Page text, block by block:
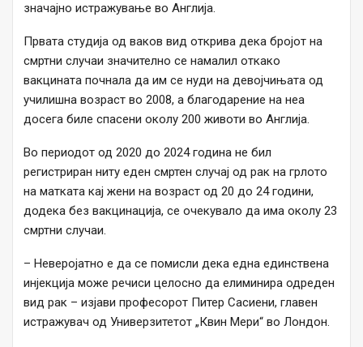
значајно истражување во Англија.
Првата студија од ваков вид открива дека бројот на
смртни случаи значително се намалил откако
вакцината почнала да им се нуди на девојчињата од
училишна возраст во 2008, а благодарение на неа
досега биле спасени околу 200 животи во Англија.
Во периодот од 2020 до 2024 година не бил
регистриран ниту еден смртен случај од рак на грлото
на матката кај жени на возраст од 20 до 24 години,
додека без вакцинација, се очекувало да има околу 23
смртни случаи.
– Неверојатно е да се помисли дека една единствена
инјекција може речиси целосно да елиминира одреден
вид рак – изјави професорот Питер Сасиени, главен
истражувач од Универзитетот „Квин Мери“ во Лондон.